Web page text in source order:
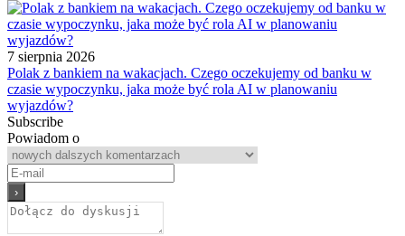
7 sierpnia 2026
Polak z bankiem na wakacjach. Czego oczekujemy od banku w
czasie wypoczynku, jaka może być rola AI w planowaniu
wyjazdów?
Subscribe
Powiadom o